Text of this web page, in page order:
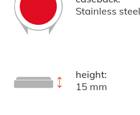
Stainless
height:
15 mm